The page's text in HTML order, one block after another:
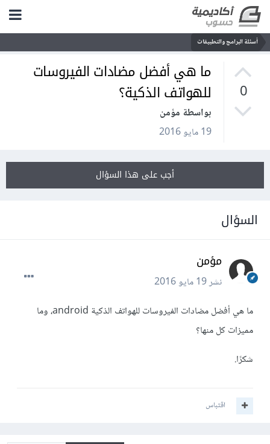
أسئلة البرامج والتطبيقات
0
ما هي أفضل مضادات الفيروسات
للهواتف الذكية؟
بواسطة مؤمن
19 مايو 2016
أجب على هذا السؤال
السؤال
مؤمن
نشر19 مايو 2016
ما هي أفضل مضادات الفيروسات للهواتف الذكية android، وما
مميزات كل منها؟
شكرًا.
اقتباس